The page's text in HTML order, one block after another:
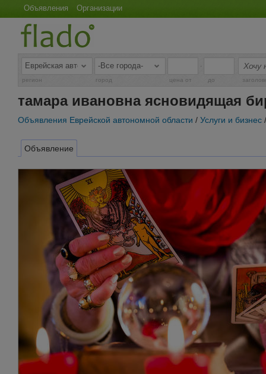
Объявления Организации
-
регион город цена от до
тамара ивановна ясновидящая
Объявления Еврейской автономной области / Услуги и бизнес
Объявление